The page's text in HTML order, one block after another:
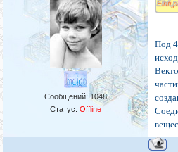
Сообщений:1048
Статус:Offline
Под